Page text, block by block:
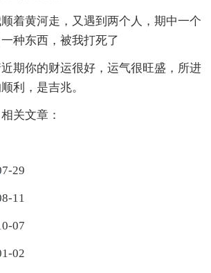
黄河走，又遇到两个人，期中一个
种东西，被我打死了
你的财运很好，运气很旺盛，所进
利，是吉兆。
关文章：
29
11
07
02